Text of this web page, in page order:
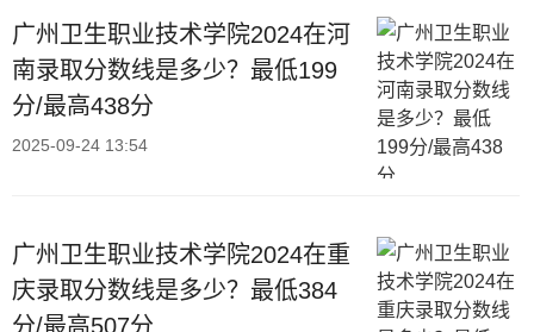
广州卫生职业技术学院2024在河
南录取分数线是多少？最低199
分/最高438分
2025-09-24 13:54
广州卫生职业技术学院2024在重
庆录取分数线是多少？最低384
分/最高507分